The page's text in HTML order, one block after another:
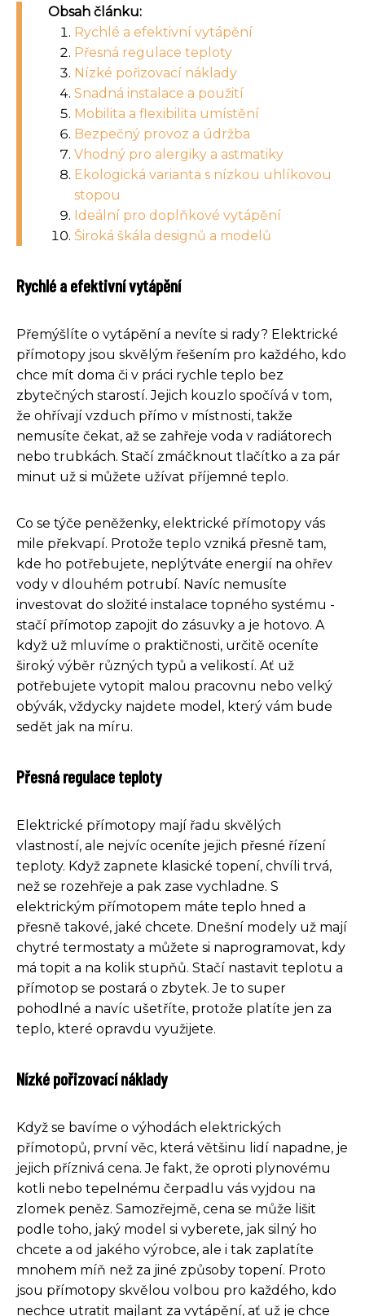
Obsah článku:
Rychlé a efektivní vytápění
Přesná regulace teploty
Nízké pořizovací náklady
Snadná instalace a použití
Mobilita a flexibilita umístění
Bezpečný provoz a údržba
Vhodný pro alergiky a astmatiky
Ekologická varianta s nízkou uhlíkovou
stopou
Ideální pro doplňkové vytápění
Široká škála designů a modelů
Rychlé a efektivní vytápění
Přemýšlíte o vytápění a nevíte si rady? Elektrické
přímotopy jsou skvělým řešením pro každého, kdo
chce mít doma či v práci rychle teplo bez
zbytečných starostí. Jejich kouzlo spočívá v tom,
že ohřívají vzduch přímo v místnosti, takže
nemusíte čekat, až se zahřeje voda v radiátorech
nebo trubkách. Stačí zmáčknout tlačítko a za pár
minut už si můžete užívat příjemné teplo.
Co se týče peněženky, elektrické přímotopy vás
mile překvapí. Protože teplo vzniká přesně tam,
kde ho potřebujete, neplýtváte energií na ohřev
vody v dlouhém potrubí. Navíc nemusíte
investovat do složité instalace topného systému -
stačí přímotop zapojit do zásuvky a je hotovo. A
když už mluvíme o praktičnosti, určitě oceníte
široký výběr různých typů a velikostí. Ať už
potřebujete vytopit malou pracovnu nebo velký
obývák, vždycky najdete model, který vám bude
sedět jak na míru.
Přesná regulace teploty
Elektrické přímotopy mají řadu skvělých
vlastností, ale nejvíc oceníte jejich přesné řízení
teploty. Když zapnete klasické topení, chvíli trvá,
než se rozehřeje a pak zase vychladne. S
elektrickým přímotopem máte teplo hned a
přesně takové, jaké chcete. Dnešní modely už mají
chytré termostaty a můžete si naprogramovat, kdy
má topit a na kolik stupňů. Stačí nastavit teplotu a
přímotop se postará o zbytek. Je to super
pohodlné a navíc ušetříte, protože platíte jen za
teplo, které opravdu využijete.
Nízké pořizovací náklady
Když se bavíme o výhodách elektrických
přímotopů, první věc, která většinu lidí napadne, je
jejich příznivá cena. Je fakt, že oproti plynovému
kotli nebo tepelnému čerpadlu vás vyjdou na
zlomek peněz. Samozřejmě, cena se může lišit
podle toho, jaký model si vyberete, jak silný ho
chcete a od jakého výrobce, ale i tak zaplatíte
mnohem míň než za jiné způsoby topení. Proto
jsou přímotopy skvělou volbou pro každého, kdo
nechce utratit majlant za vytápění, ať už je chce